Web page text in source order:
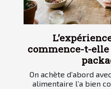
commence-t-
On achète d’abord
alimentaire l’a bien